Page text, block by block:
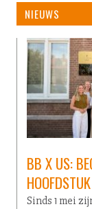
NIEUWS
BB X US:
HOOFDSTUK
Sinds 1 mei